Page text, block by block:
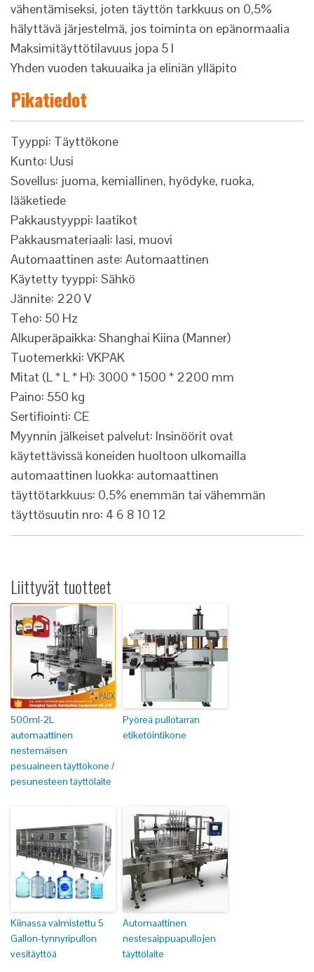
vähentämiseksi, joten täyttön tarkkuus on 0,5%
hälyttävä järjestelmä, jos toiminta on epänormaalia
Maksimitäyttötilavuus jopa 5 l
Yhden vuoden takuuaika ja eliniän ylläpito
Pikatiedot
Tyyppi: Täyttökone
Kunto: Uusi
Sovellus: juoma, kemiallinen, hyödyke, ruoka,
lääketiede
Pakkaustyyppi: laatikot
Pakkausmateriaali: lasi, muovi
Automaattinen aste: Automaattinen
Käytetty tyyppi: Sähkö
Jännite: 220 V
Teho: 50 Hz
Alkuperäpaikka: Shanghai Kiina (Manner)
Tuotemerkki: VKPAK
Mitat (L * L * H): 3000 * 1500 * 2200 mm
Paino: 550 kg
Sertifiointi: CE
Myynnin jälkeiset palvelut: Insinöörit ovat
käytettävissä koneiden huoltoon ulkomailla
automaattinen luokka: automaattinen
täyttötarkkuus: 0,5% enemmän tai vähemmän
täyttösuutin nro: 4 6 8 10 12
Liittyvät tuotteet
500ml-2L
automaattinen
nestemäisen
pesuaineen täyttökone /
pesunesteen täyttölaite
Pyöreä pullotarran
etiketöintikone
Kiinassa valmistettu 5
Gallon-tynnyripullon
vesitäyttöä
Automaattinen
nestesaippuapullojen
täyttölaite